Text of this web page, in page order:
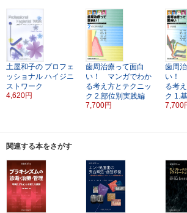
土屋和子の プロフェ
ッショナル ハイジニ
ストワーク
4,620円
歯周治療って面白
い！ マンガでわか
る考え方とテクニッ
ク 2.部位別実践編
7,700円
歯周
い！
る考
ク 1.
7,700
関連する本をさがす